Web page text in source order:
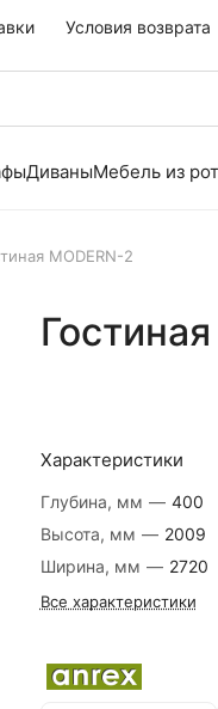
Условия возврата
ДиваныМебель из
MODERN-2
Характеристики
Глубина, мм — 400
Высота, мм — 2009
Ширина, мм — 2720
Все характеристики